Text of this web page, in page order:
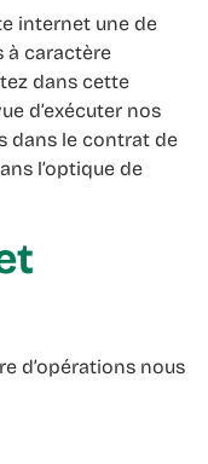
à caractère
dans cette
d’exécuter nos
dans le contrat de
l’optique de